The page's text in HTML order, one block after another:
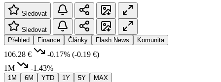
Sledovat
Sledovat
Přehled
Finance Články Flash News Komunita
106.28 € -0.17% (-0.19 €)
1M
-1.43%
1M 6M YTD 1Y 5Y MAX